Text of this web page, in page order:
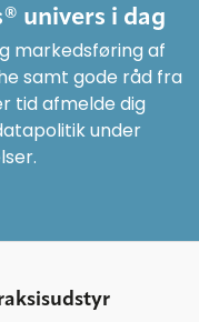
univers i dag
markedsføring af
samt gode råd fra
tid afmelde dig
under